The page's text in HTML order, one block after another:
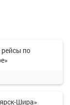
по
Шира»